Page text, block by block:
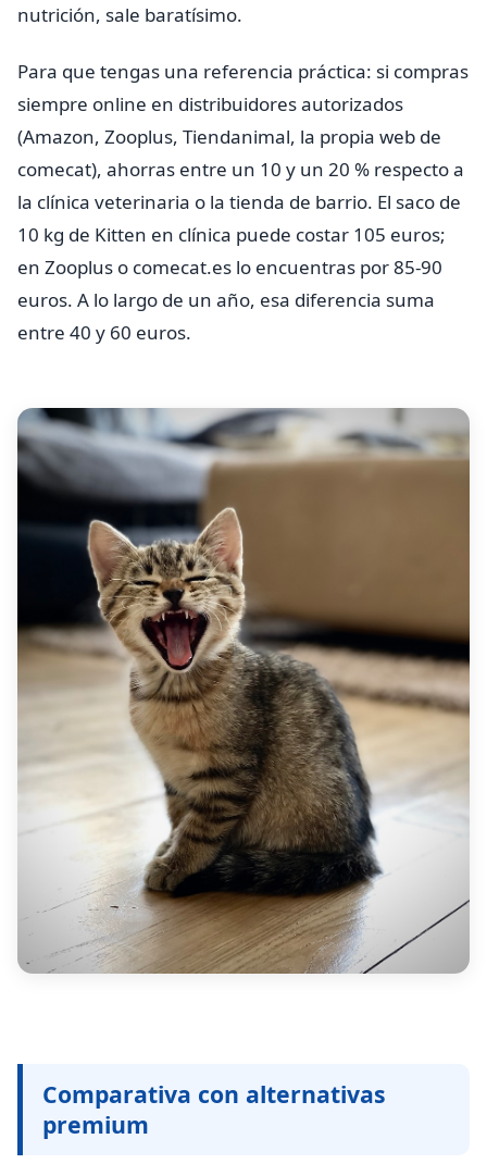
nutrición, sale baratísimo.
Para que tengas una referencia práctica: si compras
siempre online en distribuidores autorizados
(Amazon, Zooplus, Tiendanimal, la propia web de
comecat), ahorras entre un 10 y un 20 % respecto a
la clínica veterinaria o la tienda de barrio. El saco de
10 kg de Kitten en clínica puede costar 105 euros;
en Zooplus o comecat.es lo encuentras por 85-90
euros. A lo largo de un año, esa diferencia suma
entre 40 y 60 euros.
Comparativa con alternativas
premium